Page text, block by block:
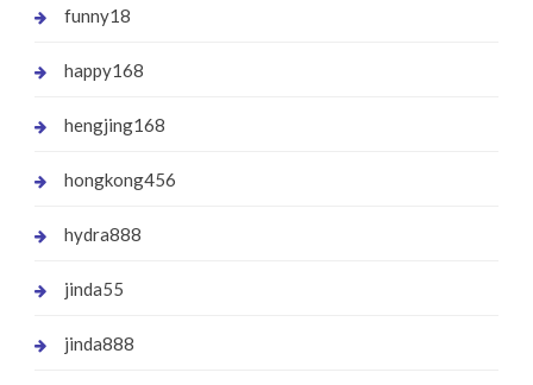
funny18
happy168
hengjing168
hongkong456
hydra888
jinda55
jinda888